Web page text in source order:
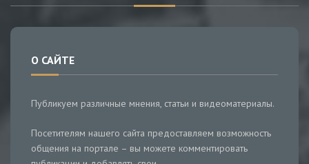
О САЙТЕ
Публикуем различные мнения, статьи и видеоматериалы.
Посетителям нашего сайта предоставляем возможность
общения на портале – вы можете комментировать